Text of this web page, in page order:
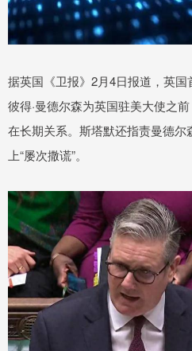
据英国《卫报》2月4日报道，英
彼得·曼德尔森为英国驻美大使之
在长期关系。斯塔默还指责曼德
上“屡次撒谎”。